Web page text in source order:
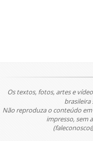
Os textos, fotos, artes e
Não reproduza o conteúdo
impresso, sem